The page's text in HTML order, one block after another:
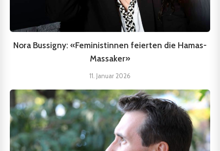
Nora Bussigny: «Feministinnen feierten die Hamas-
Massaker»
11. Januar 2026